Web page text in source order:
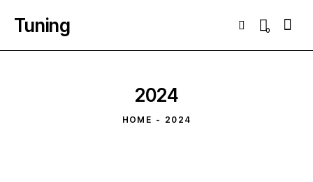
Tuning 0
2024
HOME 2024